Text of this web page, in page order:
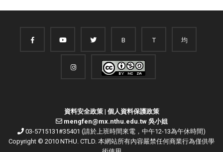
B T 均
資料安全政策| 個人資料保護政策
mengfen@mx.nthu.edu.tw 吳小姐
03-5715131#35401 (請於上班時間來電，中午12-13為午休時間)
Copyright © 2010 NTHU. CTLD. 本網站所有內容嚴禁任何商業行為僅供學